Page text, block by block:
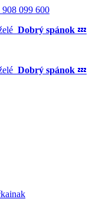
908 099 600
Dobrý spánok 💤
Dobrý spánok 💤